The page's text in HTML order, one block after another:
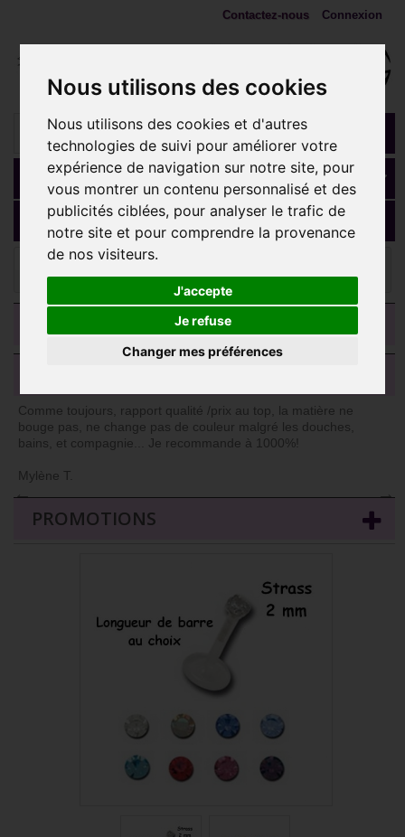
Nous utilisons des cookies
Nous utilisons des cookies et d'autres
technologies de suivi pour améliorer votre
expérience de navigation sur notre site, pour
vous montrer un contenu personnalisé et des
publicités ciblées, pour analyser le trafic de
notre site et pour comprendre la provenance
de nos visiteurs.
J'accepte
Je refuse
Changer mes préférences
Connexion
Contactez-nous
Panier (vide)
MENU
Bijoux labret, lèvre
argent 925 à clipper BOLBJS 13
Comme toujours, rapport qualité /prix au top, la matière ne
bouge pas, ne change pas de couleur malgré les douches,
bains, et compagnie... Je recommande à 1000%!
Mylène T.
→
←
PROMOTIONS